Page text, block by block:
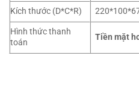
Kích thước (D*C*R)
Hình thức thanh
toán
Tiền mặt